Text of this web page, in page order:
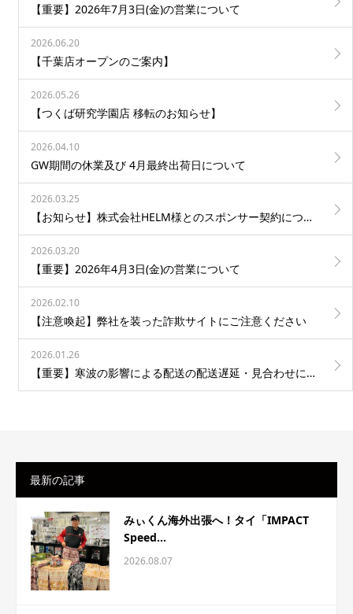
【重要】2026年7月3日(金)の営業について
2026.06.20
【千葉店オープンのご案内】
2026.05.26
【つくば研究学園店 移転のお知らせ】
2026.04.10
GW期間の休業及び 4月最終出荷日について
2026.03.25
【お知らせ】株式会社HELM様とのスポンサー契約について
2026.03.20
【重要】2026年4月3日(金)の営業について
2026.02.10
【注意喚起】弊社を装った詐欺サイトにご注意ください
2026.01.26
【重要】寒波の影響による配送の配送遅延・見合わせについて
最新の記事
みぃくん海外出張へ！タイ「IMPACT
Speed...
2026.08.07